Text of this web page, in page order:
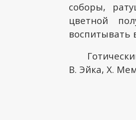
соборы,
цветной
воспитывать
В. Эйка, Х.